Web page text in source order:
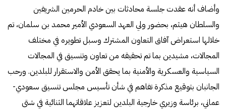
وأضاف أنه عقدت جلسة محادثات بين خادم الحرمين الشريفين
والسلطان هيثم، بحضور ولي العهد السعودي الأمير محمد بن سلمان، تم
خلالها استعراض آفاق التعاون المشترك وسبل تطويره في مختلف
المجالات، مشيدين بما تم تحقيقه من تعاون وتنسيق في المجالات
السياسية والعسكرية والأمنية بما يحقق الأمن والاستقرار للبلدين. ورحب
الجانبان بتوقيع مذكرة تفاهم في شأن تأسيس مجلس تنسيق سعودي-
عماني، برئاسة وزيري خارجية البلدين لتعزيز علاقاتهما الثنائية في شتى